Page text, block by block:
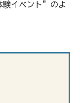
験イベント”のよ